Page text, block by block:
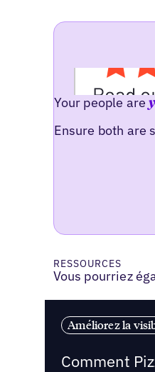
Your people are
Ensure both are
RESSOURCES
Vous pourriez
Améliorez la
Comment